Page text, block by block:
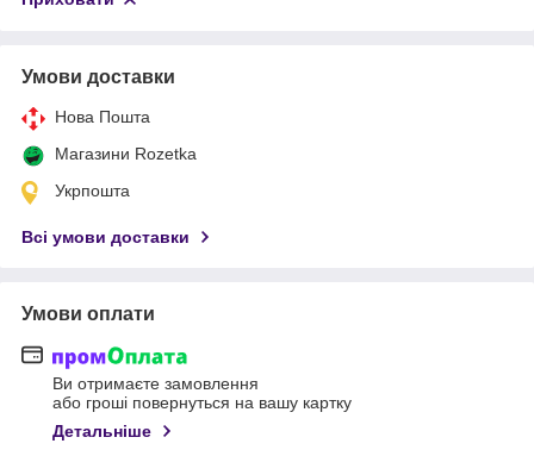
Умови доставки
Нова Пошта
Магазини Rozetka
Укрпошта
Всі умови доставки
Умови оплати
Ви отримаєте замовлення
або гроші повернуться на вашу картку
Детальніше